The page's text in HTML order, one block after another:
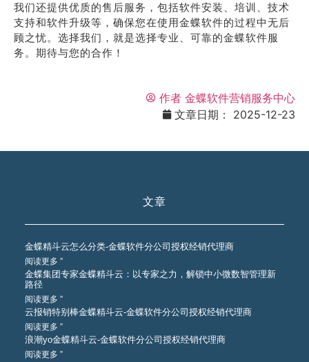
我们还提供优质的售后服务，包括软件安装、培训、技术
支持和软件升级等，确保您在使用金蝶软件的过程中无后
顾之忧。选择我们，就是选择专业、可靠的金蝶软件服
务。期待与您的合作！
作者 金蝶软件营销服务中心
文章日期：
2025-12-23
文章
金蝶精斗云怎么分类-金蝶软件分公司授权经销代理商
阅读更多 ”
金蝶集团专家金蝶精斗云：以专家之力，解锁中小微数智管理新
路径
阅读更多 ”
云报销特别棒金蝶精斗云-金蝶软件分公司授权经销代理商
阅读更多 ”
浪潮yo金蝶精斗云-金蝶软件分公司授权经销代理商
阅读更多 ”